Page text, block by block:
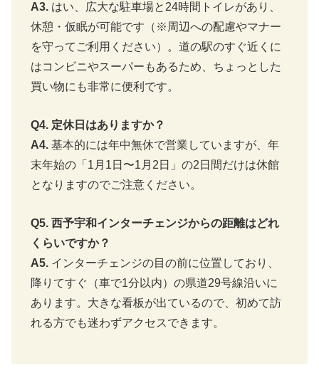
A3. はい、広大な駐車場と24時間トイレがあり、
休憩・仮眠が可能です（※周辺への配慮やマナー
を守ってご利用ください）。道の駅のすぐ近くに
はコンビニやスーパーもあるため、ちょっとした
買い物にも非常に便利です。
Q4. 定休日はありますか？
A4. 基本的には年中無休で営業していますが、年
末年始の「1月1日〜1月2日」の2日間だけは休館
となりますのでご注意ください。
Q5. 西予宇和インターチェンジからの距離はどれ
くらいですか？
A5. インターチェンジの目の前に位置しており、
降りてすぐ（車で1分以内）の県道29号線沿いに
あります。大きな看板が出ているので、初めて訪
れる方でも迷わずアクセスできます。